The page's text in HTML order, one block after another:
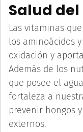
Salud
Las vitaminas
los aminoácidos
oxidación y
Además de los
que posee el
fortaleza a
prevenir hongos
externos.